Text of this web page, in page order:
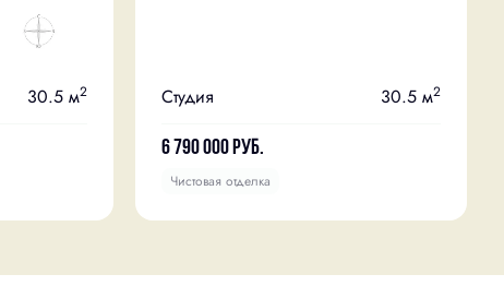
30.5 м2
Студия 30.5 м2
6 790 000руб.
Чистовая отделка